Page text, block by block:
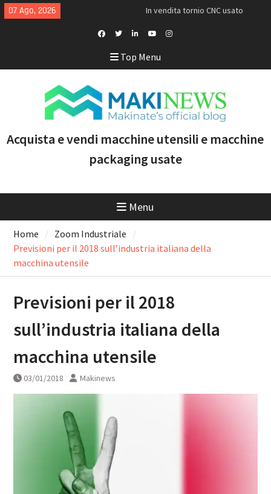
Skip
to
07 Ago, 2026
In vendita tornio CNC usato
[VENDUTO]
usati recenti con controllo
Doosan Puma 2600 LY: il tornio
CNC ideale per aumentare
produttività e marginalità
Facebook
TwitterLinkedin
Profile
Youtube
Top Menu
Acquista e vendi macchine utensili e macchine
packaging usate
Menu
Home
Zoom Industriale
Previsioni per il 2018 sull’industria italiana della
macchina utensile
Previsioni per il 2018
sull’industria italiana della
macchina utensile
03/01/2018 Makinews